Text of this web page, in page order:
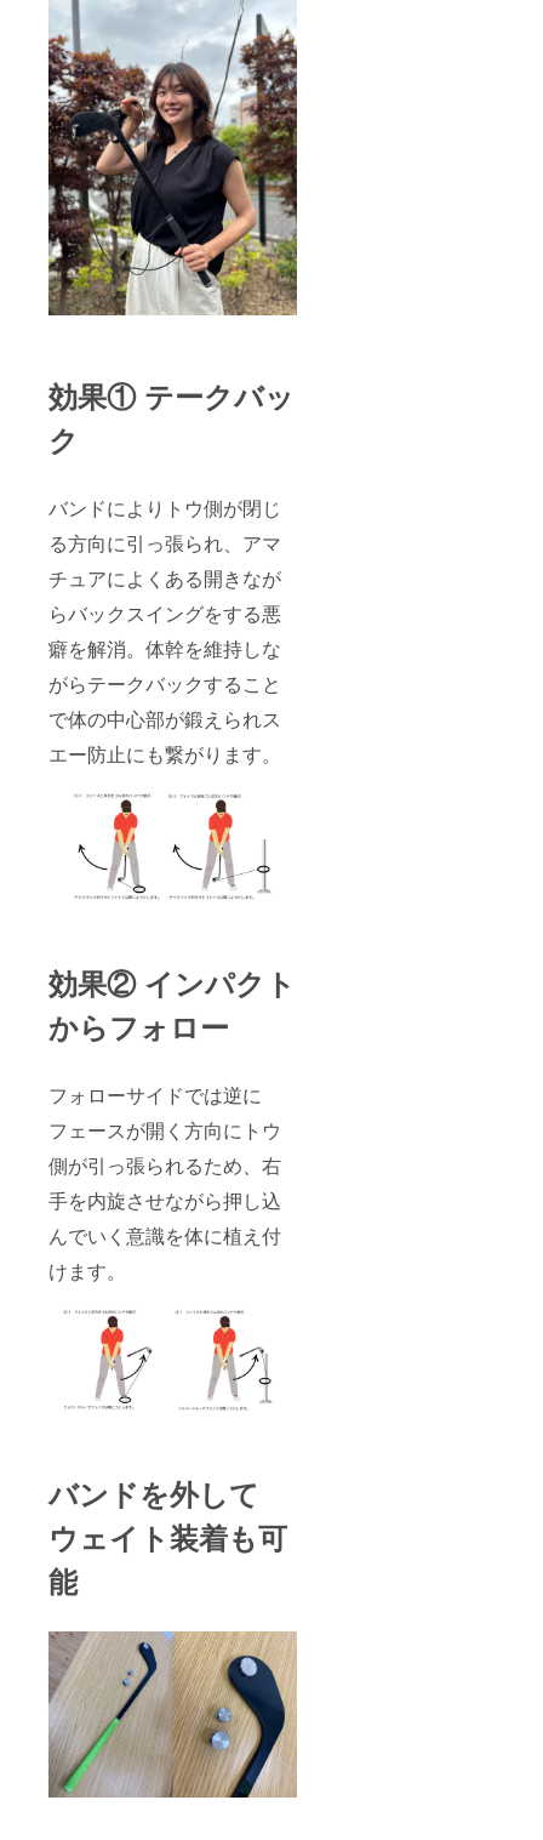
効果① テークバッ
ク
バンドによりトウ側が閉じ
る方向に引っ張られ、アマ
チュアによくある開きなが
らバックスイングをする悪
癖を解消。体幹を維持しな
がらテークバックすること
で体の中心部が鍛えられス
エー防止にも繋がります。
効果② インパクト
からフォロー
フォローサイドでは逆に
フェースが開く方向にトウ
側が引っ張られるため、右
手を内旋させながら押し込
んでいく意識を体に植え付
けます。
バンドを外して
ウェイト装着も可
能